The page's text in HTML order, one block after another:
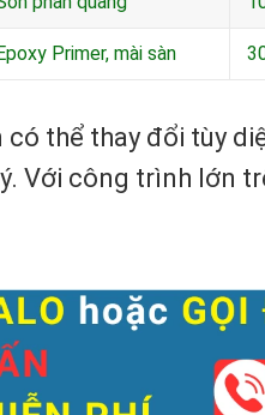
Primer, mài sàn
thể thay đổi tùy
Với công trình lớn